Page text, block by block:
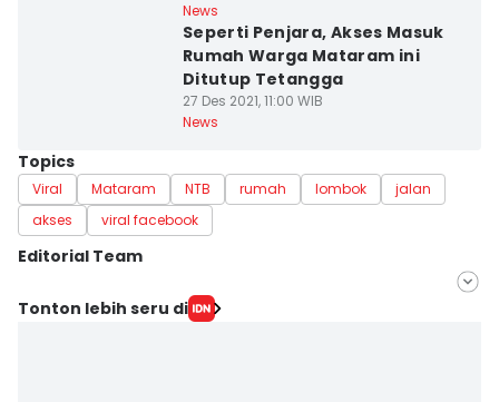
News
Seperti Penjara, Akses Masuk
Rumah Warga Mataram ini
Ditutup Tetangga
27 Des 2021, 11:00 WIB
News
Topics
Viral Mataram NTB rumah lombok
jalan
akses
viral facebook
Editorial Team
Editor
Tonton lebih seru di